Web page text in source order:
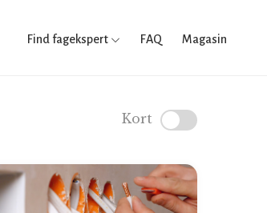
Find fagekspert FAQ Magasin
Kort